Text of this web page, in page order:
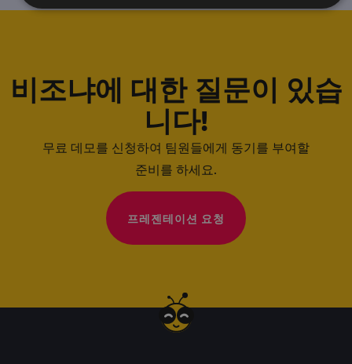
비조냐에 대한 질문이 있습
니다!
무료 데모를 신청하여 팀원들에게 동기를 부여할
준비를 하세요.
프레젠테이션 요청